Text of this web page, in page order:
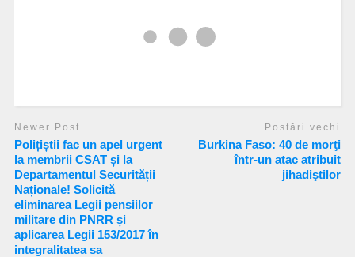
Newer Post
Polițiștii fac un apel urgent
la membrii CSAT și la
Departamentul Securității
Naționale! Solicită
eliminarea Legii pensiilor
militare din PNRR și
aplicarea Legii 153/2017 în
integralitatea sa
Postări vechi
Burkina Faso: 40 de morţi
într-un atac atribuit
jihadiştilor